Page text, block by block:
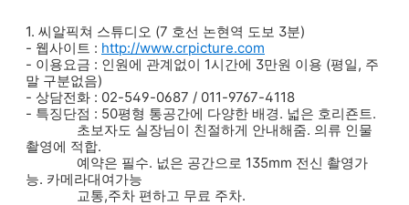
1. 씨알픽쳐 스튜디오 (7 호선 논현역 도보 3분)
- 웹사이트 : http://www.crpicture.com
- 이용요금 : 인원에 관계없이 1시간에 3만원 이용 (평일, 주
말 구분없음)
- 상담전화 : 02-549-0687 / 011-9767-4118
- 특징단점 : 50평형 통공간에 다양한 배경. 넓은 호리죤트.
초보자도 실장님이 친절하게 안내해줌. 의류 인물
촬영에 적합.
예약은 필수. 넚은 공간으로 135mm 전신 촬영가
능. 카메라대여가능
교통,주차 편하고 무료 주차.